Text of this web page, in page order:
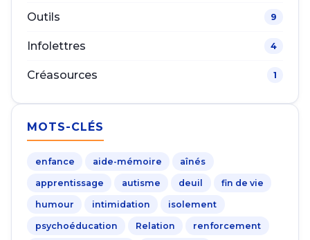
Outils 9
Infolettres 4
Créasources 1
MOTS-CLÉS
enfance aide-mémoire aînés
apprentissage autisme deuil fin de vie
humour intimidation isolement
psychoéducation Relation renforcement